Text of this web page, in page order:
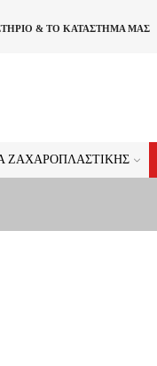
& ΤΟ ΚΑΤΑΣΤΗΜΑ ΜΑΣ
ΖΑΧΑΡΟΠΛΑΣΤΙΚΉΣ